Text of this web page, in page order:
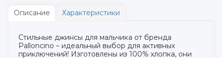
Описание Характеристики
Стильные джинсы для мальчика от бренда
Palloncino – идеальный выбор для активных
приключений! Изготовлены из 100% хлопка, они